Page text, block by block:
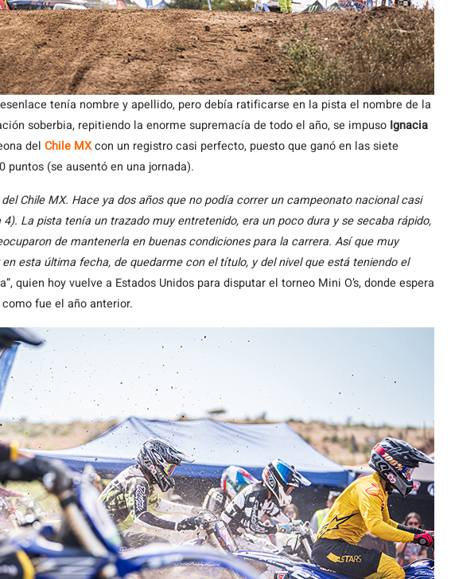
tenía nombre y apellido, pero debía ratificarse en la pista el nombre de la
soberbia, repitiendo la enorme supremacía de todo el año, se impuso Ignacia
del Chile MXcon un registro casi perfecto, puesto que ganó en las siete
puntos (se ausentó en una jornada).
Chile MX. Hace ya dos años que no podía correr un campeonato nacional casi
La pista tenía un trazado muy entretenido, era un poco dura y se secaba rápido,
de mantenerla en buenas condiciones para la carrera. Así que muy
esta última fecha, de quedarme con el título, y del nivel que está teniendo el
quien hoy vuelve a Estados Unidos para disputar el torneo Mini O’s, donde espera
fue el año anterior.